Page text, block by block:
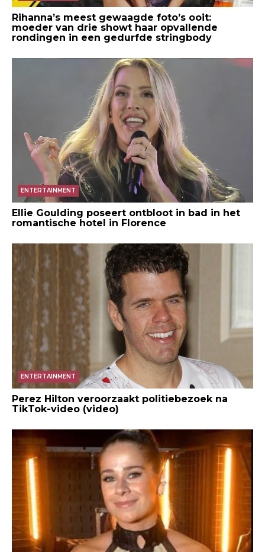
Rihanna’s meest gewaagde foto’s ooit:
moeder van drie showt haar opvallende
rondingen in een gedurfde stringbody
ENTERTAINMENT
Ellie Goulding poseert ontbloot in bad in het
romantische hotel in Florence
ENTERTAINMENT
Perez Hilton veroorzaakt politiebezoek na
TikTok-video (video)